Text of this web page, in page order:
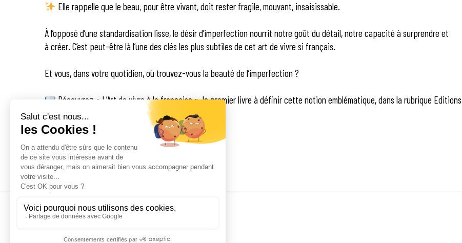
Elle rappelle que le beau, pour être vivant, doit rester fragile, mouvant, insaisissable.
À l’opposé d’une standardisation lisse, le désir d’imperfection nourrit notre goût du détail, notre capacité à surprendre et
à créer. C’est peut-être là l’une des clés les plus subtiles de cet art de vivre si français.
Et vous, dans votre quotidien, où trouvez-vous la beauté de l’imperfection ?
Découvrez « L’Art de vivre à la française », le premier livre à définir cette notion emblématique, dans la rubrique
Instagram Linkedin